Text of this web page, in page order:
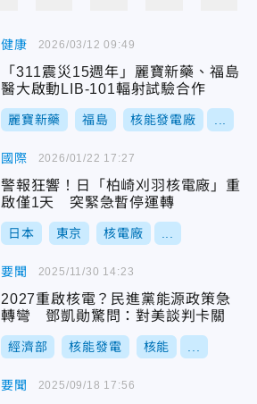
健康
「311震災15週年」麗寶新藥、福島
醫大啟動LIB-101輻射試驗合作
麗寶新藥 福島 核能發電廠
2026/03/12 09:49
國際
警報狂響！日「柏崎刈羽核電廠」重
啟僅1天 突緊急暫停運轉
日本 東京 核電廠
2026/01/22 17:27
要聞
2027重啟核電？民進黨能源政策急
轉彎 鄧凱勛驚問：對美談判卡關
經濟部 核能發電 核能
2025/11/30 14:23
要聞 2025/09/18 17:56